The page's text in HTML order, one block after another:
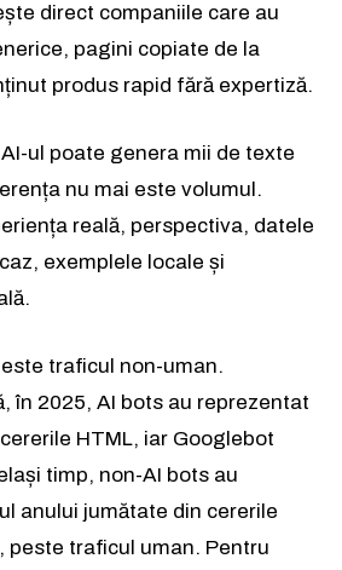
la lumea afacerilor și
care inspiră.
The List și citește știrile altfel.
Abonează-te
de confidențialitate
la lumea afacerilor și
care inspiră.
The List și citește știrile altfel.
Abonează-te
de confidențialitate
la lumea afacerilor și
care inspiră.
The List și citește știrile altfel.
Abonează-te
direct companiile care au
pagini copiate de la
produs rapid fără expertiză.
ul poate genera mii de texte
nu mai este volumul.
reală, perspectiva, datele
exemplele locale și
traficul non-uman.
în 2025, AI bots au reprezentat
HTML, iar Googlebot
timp, non-AI bots au
anului jumătate din cererile
peste traficul uman. Pentru